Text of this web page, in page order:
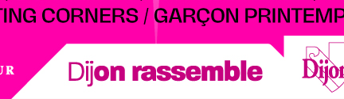
extérieurs : rénovation, décoration,